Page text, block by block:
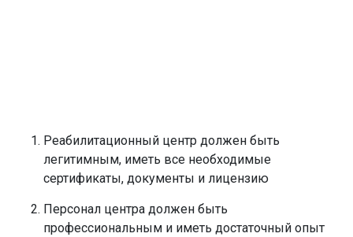
Реабилитационный центр должен быть
легитимным, иметь все необходимые
сертификаты, документы и лицензию
Персонал центра должен быть
профессиональным и иметь достаточный опыт